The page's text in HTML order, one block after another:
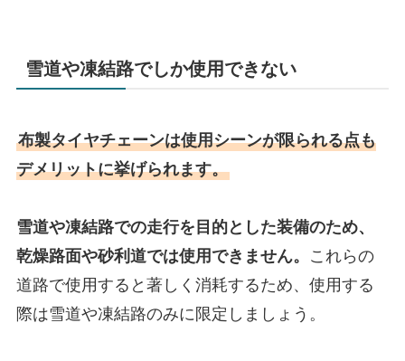
雪道や凍結路でしか使用できない
布製タイヤチェーンは使用シーンが限られる点も
デメリットに挙げられます。
雪道や凍結路での走行を目的とした装備のため、
乾燥路面や砂利道では使用できません。
これらの
道路で使用すると著しく消耗するため、使用する
際は雪道や凍結路のみに限定しましょう。